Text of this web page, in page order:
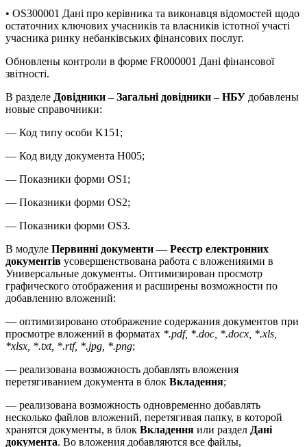
• OS300001 Дані про керівника та виконавця відомостей щодо
остаточних ключових учасників та власників істотної участі
учасника ринку небанківських фінансових послуг.
Обновлены контроли в форме FR000001 Дані фінансової
звітності.
В разделе Довідники – Загальні довідники – НБУ добавлены
новые справочники:
— Код типу особи K151;
— Код виду документа H005;
— Показники форми OS1;
— Показники форми OS2;
— Показники форми OS3.
В модуле Первинні документи — Реєстр електронних
документів усовершенствована работа с вложенияими в
Универсальные документы. Оптимизирован просмотр
графического отображения и расширены возможности по
добавлению вложений:
— оптимизировано отображение содержания документов при
просмотре вложений в форматах *.pdf, *.doc, *.docx, *.xls,
*xlsx, *.txt, *.rtf, *.jpg, *.png;
— реализована возможность добавлять вложения
перетягиванием документа в блок Вкладення;
— реализована возможность одновременно добавлять
несколько файлов вложений, перетягивая папку, в которой
хранятся документы, в блок Вкладення или раздел Дані
документа. Во вложения добавляются все файлы,